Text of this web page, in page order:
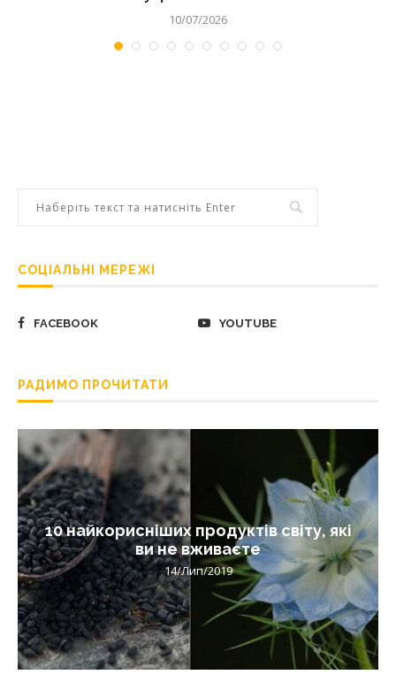
10/07/2026
СОЦІАЛЬНІ МЕРЕЖІ
FACEBOOK YOUTUBE
РАДИМО ПРОЧИТАТИ
10 найкорисніших продуктів світу, які
ви не вживаєте
14/Лип/2019